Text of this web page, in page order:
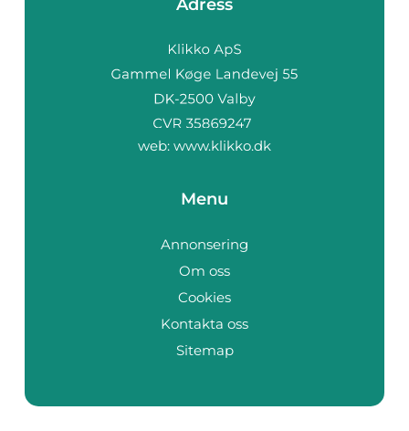
Adress
web: www.klikko.dk
Menu
Annonsering
Om oss
Cookies
Kontakta oss
Sitemap